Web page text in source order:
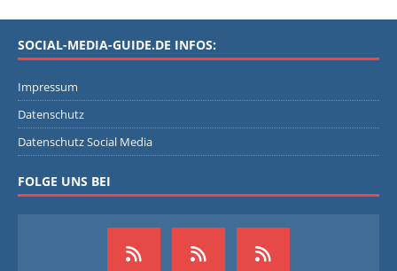
SOCIAL-MEDIA-GUIDE.DE INFOS:
Impressum
Datenschutz
Datenschutz Social Media
FOLGE UNS BEI